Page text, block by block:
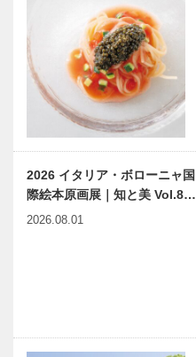
2026 イタリア・ボローニャ国
際絵本原画展｜知と美 Vol.8…
2026.08.01